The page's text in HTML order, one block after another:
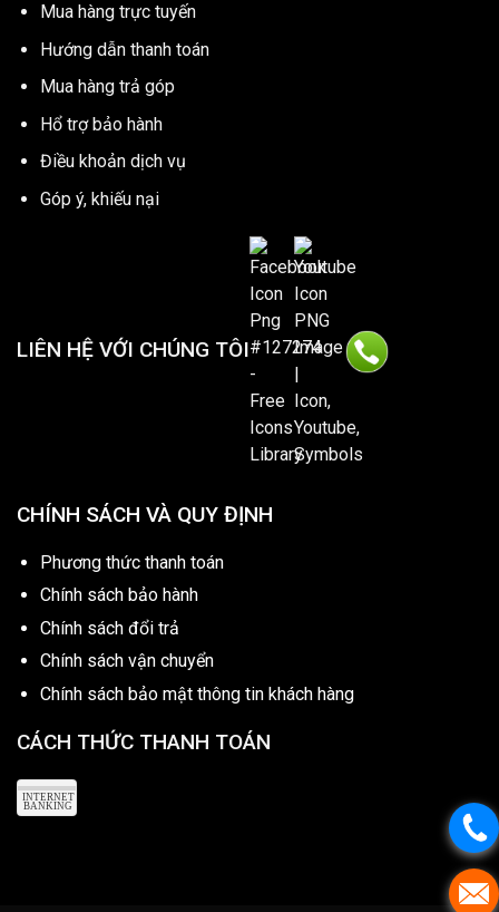
Mua hàng trực tuyến
Hướng dẫn thanh toán
Mua hàng trả góp
Hổ trợ bảo hành
Điều khoản dịch vụ
Góp ý, khiếu nại
LIÊN HỆ VỚI CHÚNG TÔI
CHÍNH SÁCH VÀ QUY ĐỊNH
Phương thức thanh toán
Chính sách bảo hành
Chính sách đổi trả
Chính sách vận chuyển
Chính sách bảo mật thông tin khách hàng
CÁCH THỨC THANH TOÁN